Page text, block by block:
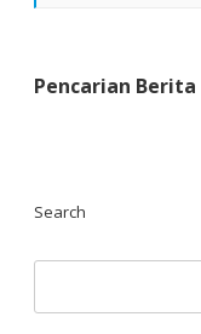
Pencarian Berita
Search